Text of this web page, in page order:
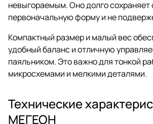
невыгораемым. Оно долго сохраняет
первоначальную форму и не
Компактный размер и малый вес
удобный баланс и отличную
паяльником. Это важно для тонкой
микросхемами и мелкими деталями.
Технические
МЕГЕОН